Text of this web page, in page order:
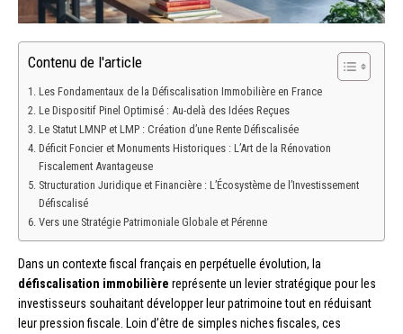
Contenu de l'article
Les Fondamentaux de la Défiscalisation Immobilière en France
Le Dispositif Pinel Optimisé : Au-delà des Idées Reçues
Le Statut LMNP et LMP : Création d’une Rente Défiscalisée
Déficit Foncier et Monuments Historiques : L’Art de la Rénovation
Fiscalement Avantageuse
Structuration Juridique et Financière : L’Écosystème de l’Investissement
Défiscalisé
Vers une Stratégie Patrimoniale Globale et Pérenne
Dans un contexte fiscal français en perpétuelle évolution, la
défiscalisation immobilière représente un levier stratégique pour les
investisseurs souhaitant développer leur patrimoine tout en réduisant
leur pression fiscale. Loin d’être de simples niches fiscales, ces